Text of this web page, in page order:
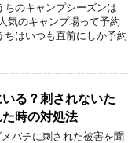
ちのキャンプシーズンは
気のキャンプ場って予約
はいつも直前にしか予約
る？刺されないた
時の対処法
バチに刺された被害を聞